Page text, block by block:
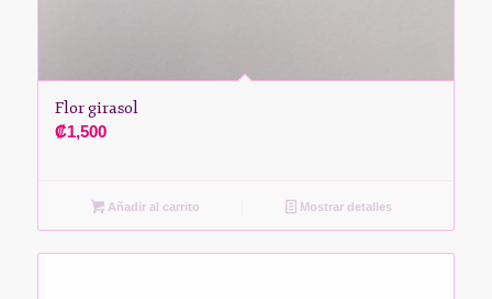
Flor girasol
₡1,500
Añadir al carrito Mostrar detalles